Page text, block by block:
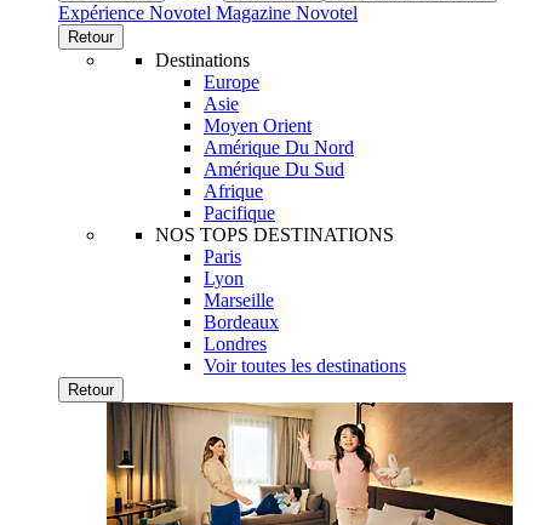
Expérience Novotel Magazine Novotel
Retour
Destinations
Europe
Asie
Moyen Orient
Amérique Du Nord
Amérique Du Sud
Afrique
Pacifique
NOS TOPS DESTINATIONS
Paris
Lyon
Marseille
Bordeaux
Londres
Voir toutes les destinations
Retour